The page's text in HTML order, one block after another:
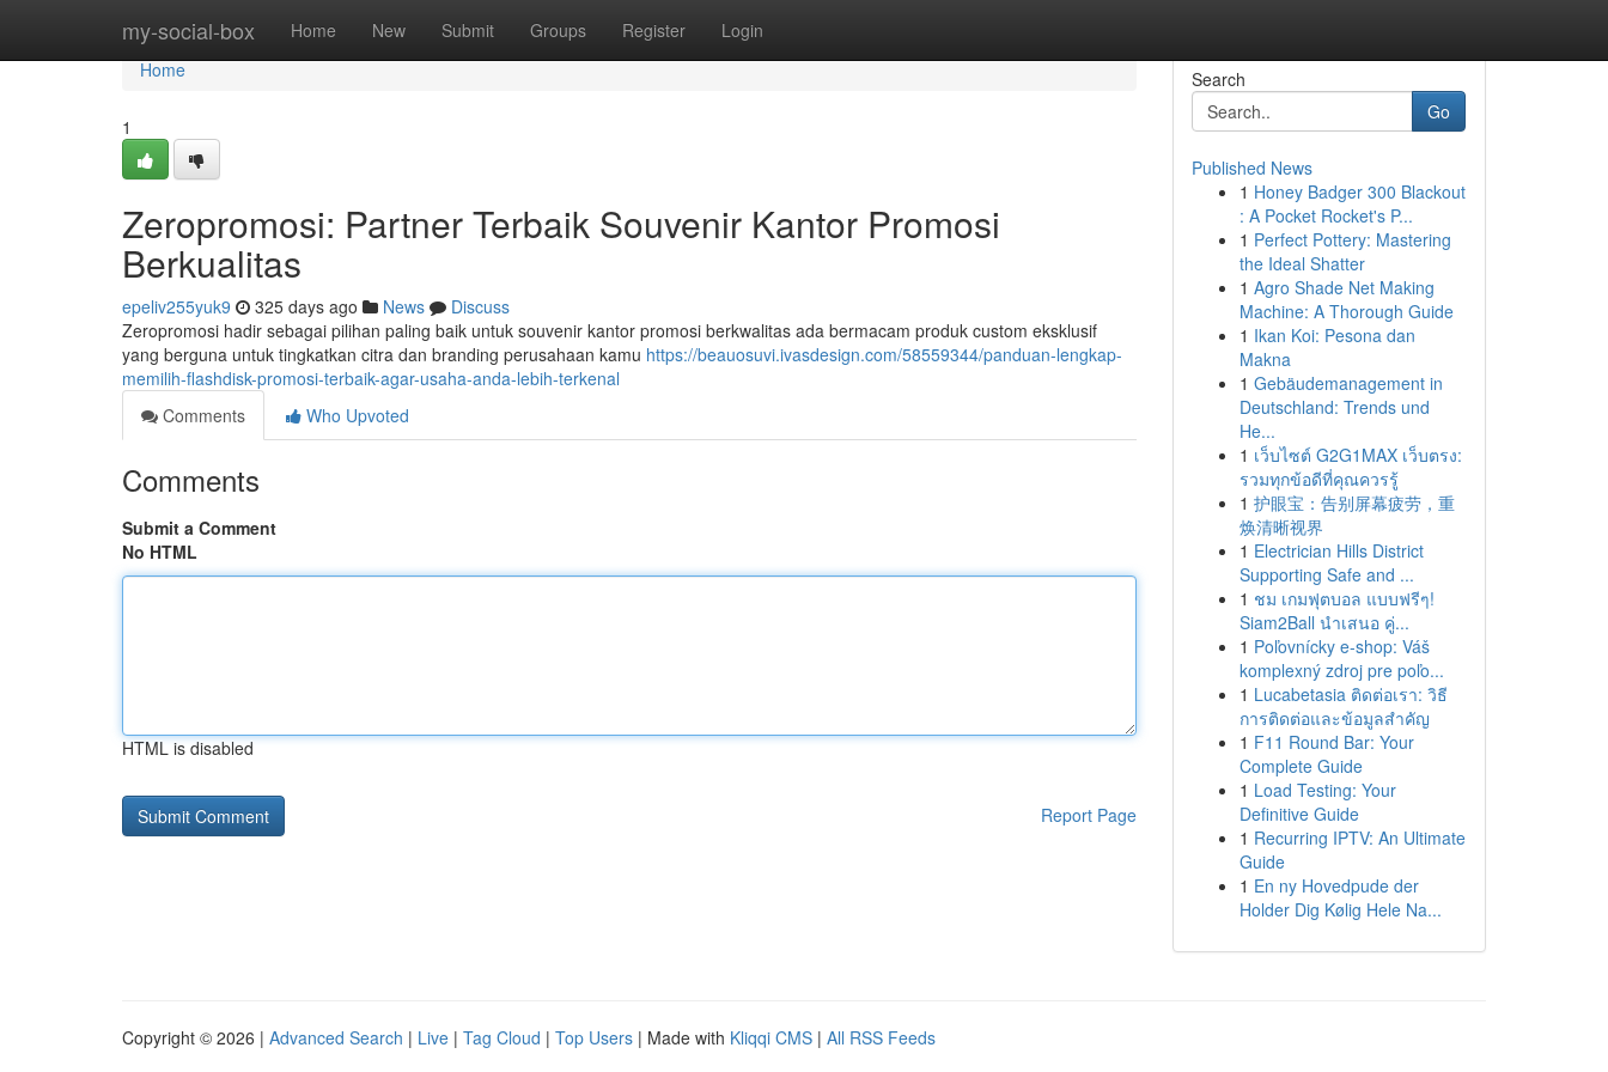
my-social-box Home New Submit Groups Register Login
Home
Home
1
Zeropromosi: Partner Terbaik Souvenir Kantor Promosi
Berkualitas
epeliv255yuk9 325 days ago News
Discuss
Zeropromosi hadir sebagai pilihan paling baik untuk souvenir kantor promosi berkwalitas ada bermacam produk custom eksklusif
yang berguna untuk tingkatkan citra dan branding perusahaan kamu https://beauosuvi.ivasdesign.com/58559344/panduan-lengkap-
memilih-flashdisk-promosi-terbaik-agar-usaha-anda-lebih-terkenal
Comments
Who Upvoted
Comments
Submit a Comment
No HTML
HTML is disabled
Report Page
Search
Go
Published News
1 Honey Badger 300 Blackout
: A Pocket Rocket's P...
1 Perfect Pottery: Mastering
the Ideal Shatter
1 Agro Shade Net Making
Machine: A Thorough Guide
1 Ikan Koi: Pesona dan
Makna
1 Gebäudemanagement in
Deutschland: Trends und
He...
1 เว็บไซต์ G2G1MAX เว็บตรง:
รวมทุกข้อดีที่คุณควรรู้
1 护眼宝：告别屏幕疲劳，重
焕清晰视界
1 Electrician Hills District
Supporting Safe and ...
1 ชม เกมฟุตบอล แบบฟรีๆ!
Siam2Ball นำเสนอ คู่...
1 Poľovnícky e-shop: Váš
komplexný zdroj pre poľo...
1 Lucabetasia ติดต่อเรา: วิธี
การติดต่อและข้อมูลสำคัญ
1 F11 Round Bar: Your
Complete Guide
1 Load Testing: Your
Definitive Guide
1 Recurring IPTV: An Ultimate
Guide
1 En ny Hovedpude der
Holder Dig Kølig Hele Na...
Copyright © 2026 | Advanced Search | Live | Tag Cloud | Top Users | Made with Kliqqi CMS | All RSS Feeds